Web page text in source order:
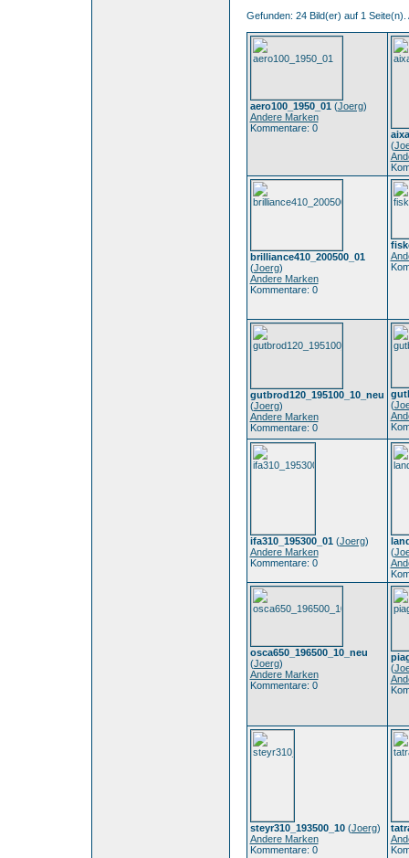
Gefunden: 24 Bild(er) auf 1 Seite(n).
aero100_1950_01(Joerg)
Andere Marken
Kommentare: 0
(
brilliance410_200500_01
(Joerg)
Andere Marken
Kommentare: 0
gutbrod120_195100_10_neu
(Joerg)
Andere Marken
Kommentare: 0
(
ifa310_195300_01(Joerg)
Andere Marken
Kommentare: 0
(
osca650_196500_10_neu
(Joerg)
Andere Marken
Kommentare: 0
(
steyr310_193500_10(Joerg)
Andere Marken
Kommentare: 0